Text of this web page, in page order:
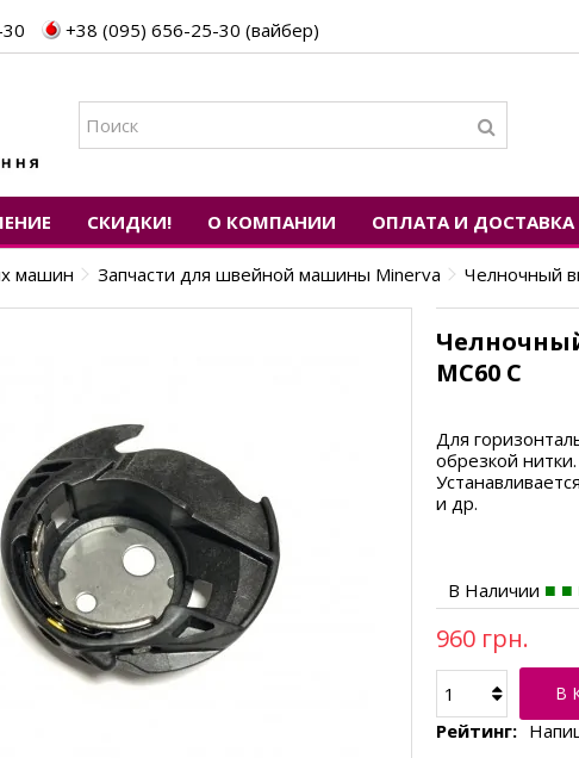
+38 (095) 656-25-30 (вайбер)
СКИДКИ! О КОМПАНИИ ОПЛАТА И ДОСТАВКА
машин Запчасти для швейной машины Minerva Челночный
MC60 C
Для
обрезкой нитки.
и др.
В Наличии
960 грн.
В
Рейтинг: